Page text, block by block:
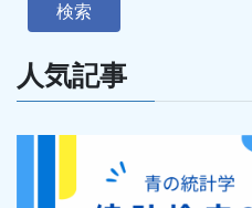
検索
人気記事